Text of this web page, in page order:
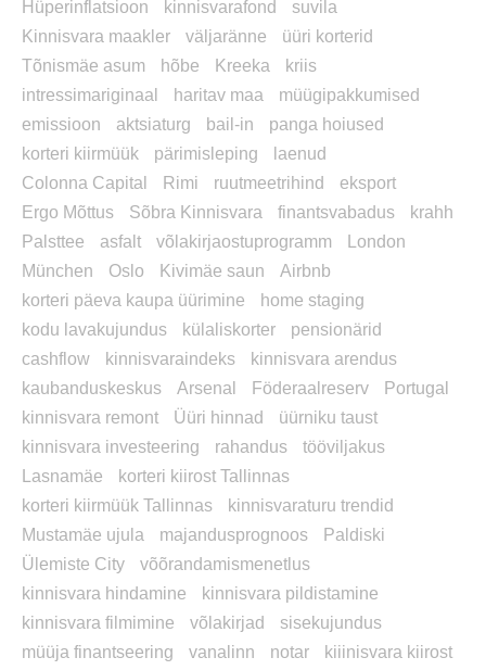
Hüperinflatsioon
kinnisvarafond
suvila
Kinnisvara maakler
väljaränne
üüri korterid
Tõnismäe asum
hõbe Kreeka
kriis
intressimariginaal
haritav maa
müügipakkumised
emissioon
aktsiaturg bail-in
panga hoiused
korteri kiirmüük
pärimisleping
laenud
Colonna Capital
Rimi ruutmeetrihind
eksport
Ergo Mõttus
Sõbra Kinnisvara finantsvabadus
krahh
Palsttee
asfalt võlakirjaostuprogramm
London
München
Oslo Kivimäe saun
Airbnb
korteri päeva kaupa üürimine
home staging
kodu lavakujundus
külaliskorter
pensionärid
cashflow
kinnisvaraindeks
kinnisvara arendus
kaubanduskeskus
Arsenal Föderaalreserv
Portugal
kinnisvara remont
Üüri hinnad
üürniku taust
kinnisvara investeering
rahandus
tööviljakus
Lasnamäe
korteri kiirost Tallinnas
korteri kiirmüük Tallinnas
kinnisvaraturu trendid
Mustamäe ujula
majandusprognoos
Paldiski
Ülemiste City
võõrandamismenetlus
kinnisvara hindamine
kinnisvara pildistamine
kinnisvara filmimine
võlakirjad
sisekujundus
müüja finantseering
vanalinn notar
kiiinisvara kiirost